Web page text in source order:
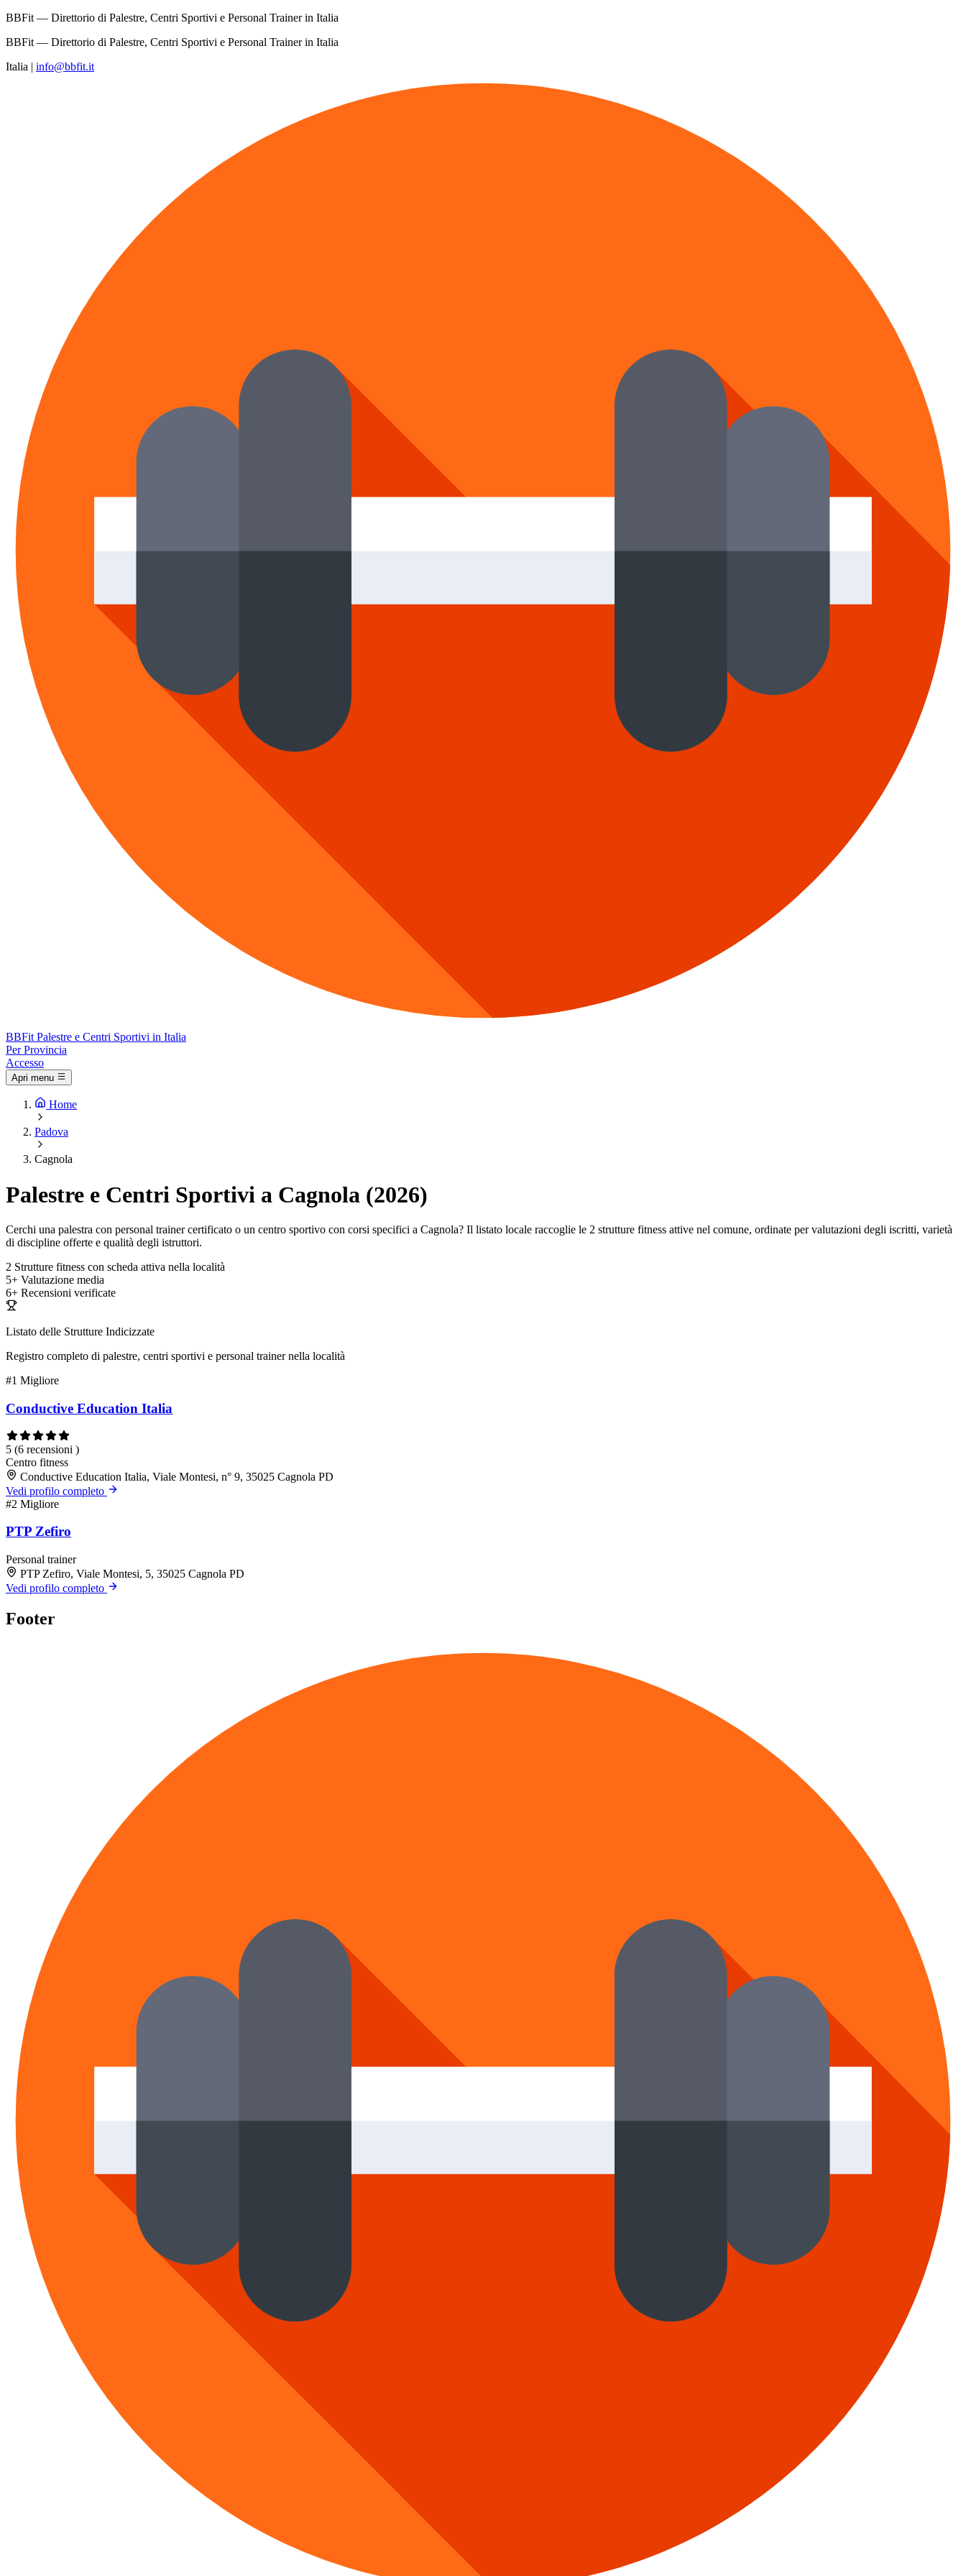
BBFit — Direttorio di Palestre, Centri Sportivi e Personal Trainer in Italia
BBFit — Direttorio di Palestre, Centri Sportivi e Personal Trainer in Italia
Italia | info@bbfit.it
BBFit Palestre e Centri Sportivi in Italia
Per Provincia
Accesso
Apri menu
Home
Padova
Cagnola
Palestre e Centri Sportivi a Cagnola (2026)
Cerchi una palestra con personal trainer certificato o un centro sportivo con corsi specifici a Cagnola? Il listato locale raccoglie le 2 strutture fitness attive nel comune, ordinate per valutazioni degli iscritti, varietà
di discipline offerte e qualità degli istruttori.
2 Strutture fitness con scheda attiva nella località
5+ Valutazione media
6+ Recensioni verificate
Listato delle Strutture Indicizzate
Registro completo di palestre, centri sportivi e personal trainer nella località
#1 Migliore
Conductive Education Italia
5 (6 recensioni )
Centro fitness
Conductive Education Italia, Viale Montesi, n° 9, 35025 Cagnola PD
Vedi profilo completo
#2 Migliore
PTP Zefiro
Personal trainer
PTP Zefiro, Viale Montesi, 5, 35025 Cagnola PD
Vedi profilo completo
Footer